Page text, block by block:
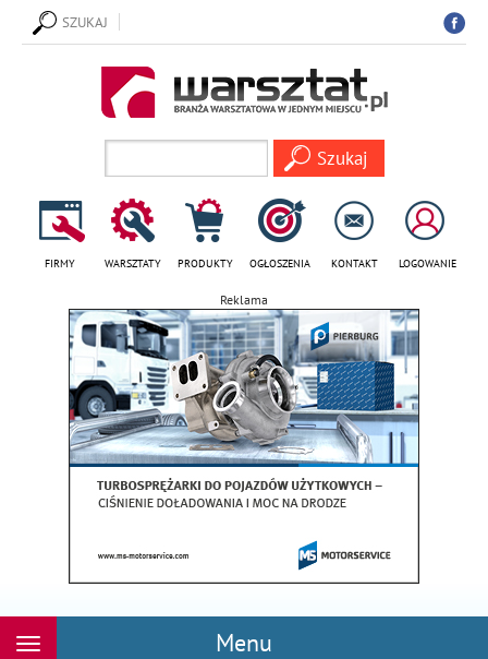
SZUKAJ
FIRMY WARSZTATY PRODUKTY OGŁOSZENIA KONTAKT LOGOWANIE
Reklama
Menu
Rozwiń